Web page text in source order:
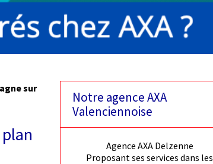
sur
Notre agence AXA
Valenciennoise
Agence AXA Delzenne
Proposant ses services dans les